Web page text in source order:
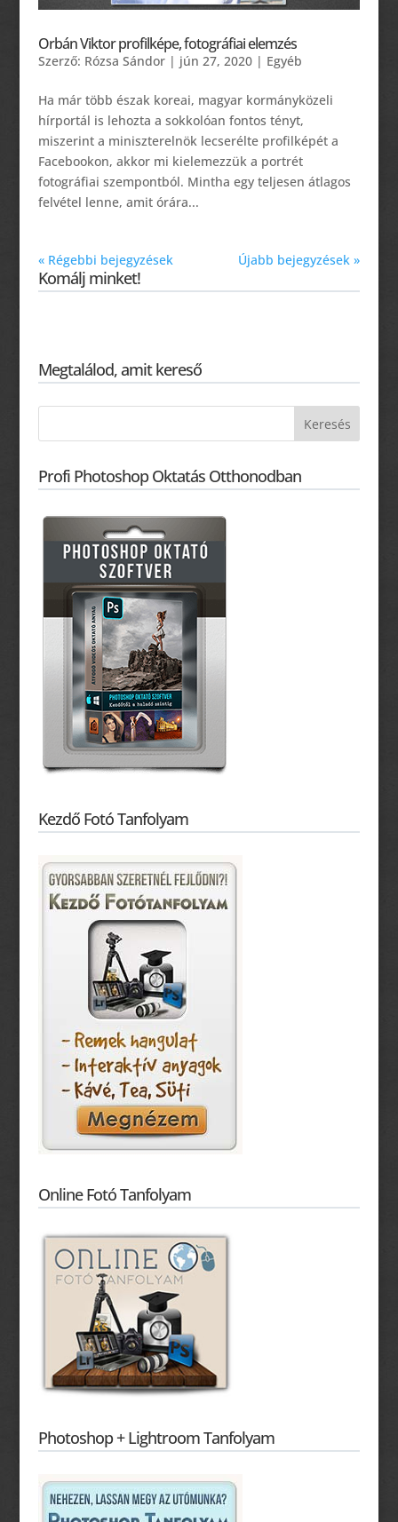
Orbán Viktor profilképe, fotográfiai elemzés
Szerző: Rózsa Sándor| jún 27, 2020| Egyéb
Ha már több észak koreai, magyar kormányközeli
hírportál is lehozta a sokkolóan fontos tényt,
miszerint a miniszterelnök lecserélte profilképét a
Facebookon, akkor mi kielemezzük a portrét
fotográfiai szempontból. Mintha egy teljesen átlagos
felvétel lenne, amit órára...
« Régebbi bejegyzések Újabb bejegyzések »
Komálj minket!
Megtalálod, amit kereső
Profi Photoshop Oktatás Otthonodban
Kezdő Fotó Tanfolyam
Online Fotó Tanfolyam
Photoshop + Lightroom Tanfolyam